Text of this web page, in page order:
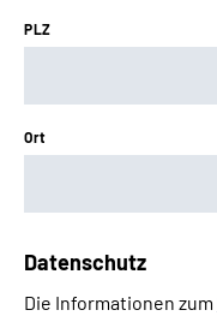
PLZ
Ort
Datenschutz
Die Informationen zum